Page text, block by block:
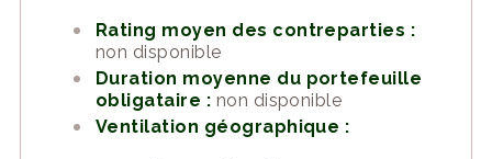
Rating moyen des contreparties :
non disponible
Duration moyenne du portefeuille
obligataire : non disponible
Ventilation géographique :